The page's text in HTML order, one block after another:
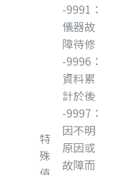
特
殊
-9991：
儀器故
障待修
-9996：
資料累
計於後
-9997：
因不明
原因或
故障而